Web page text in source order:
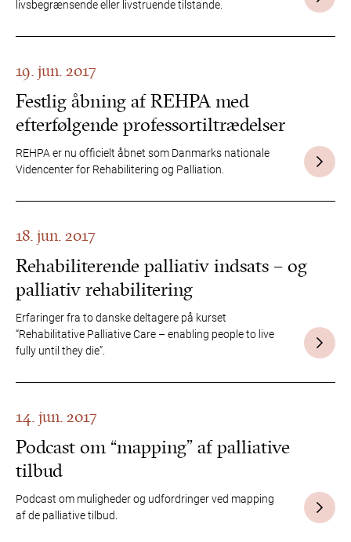
livsbegrænsende eller livstruende tilstande.
19. jun. 2017
Festlig åbning af REHPA med
efterfølgende professortiltrædelser
REHPA er nu officielt åbnet som Danmarks nationale
Videncenter for Rehabilitering og Palliation.
18. jun. 2017
Rehabiliterende palliativ indsats – og
palliativ rehabilitering
Erfaringer fra to danske deltagere på kurset
“Rehabilitative Palliative Care – enabling people to live
fully until they die”.
14. jun. 2017
Podcast om “mapping” af palliative
tilbud
Podcast om muligheder og udfordringer ved mapping
af de palliative tilbud.